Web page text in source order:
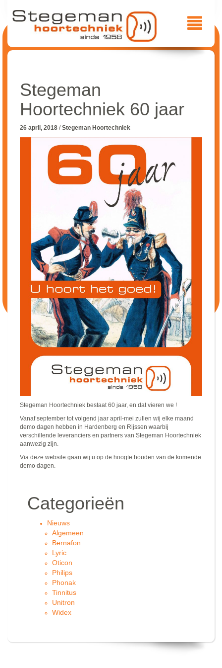
Stegeman
Hoortechniek 60 jaar
26 april, 2018 /Stegeman Hoortechniek
Stegeman Hoortechniek bestaat 60 jaar, en dat vieren we !
Vanaf september tot volgend jaar april-mei zullen wij elke maand
demo dagen hebben in Hardenberg en Rijssen waarbij
verschillende leveranciers en partners van Stegeman Hoortechniek
aanwezig zijn.
Via deze website gaan wij u op de hoogte houden van de komende
demo dagen.
Categorieën
Nieuws
Algemeen
Bernafon
Lyric
Oticon
Philips
Phonak
Tinnitus
Unitron
Widex